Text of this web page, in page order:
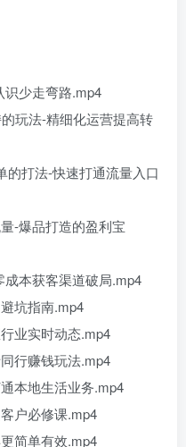
识少走弯路.mp4
玩法-精细化运营提高转
的打法-快速打通流量入口
-爆品打造的盈利宝
本获客渠道破局.mp4
坑指南.mp4
业实时动态.mp4
行赚钱玩法.mp4
本地生活业务.mp4
户必修课.mp4
简单有效.mp4